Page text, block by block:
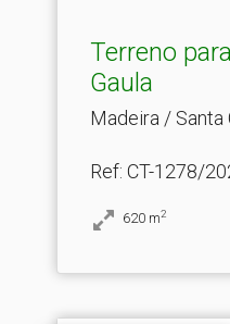
Terreno
Gaula
Madeira / Santa
Ref: CT-1278/
620 m2